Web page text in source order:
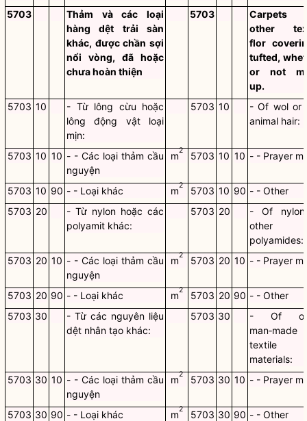
5703
Thảm và các loại
hàng dệt trải sàn
khác, được chần sợi
nổi vòng, đã hoặc
chưa hoàn thiện
5703
Carpets
other
flor
tufted,
or not
up.
5703 10
- Từ lông cừu hoặc
lông động vật loại
mịn:
5703 10
- Of wol or
animal hair:
5703 10 10 - - Các loại thảm cầu
nguyện
m2 5703 10 10 - - Prayer
5703 10 90 - - Loại khác m2 5703 10 90 - - Other
5703 20
- Từ nylon hoặc các
polyamit khác:
5703 20
- Of
other
polyamides:
5703 20 10 - - Các loại thảm cầu
nguyện
m2 5703 20 10 - - Prayer
5703 20 90 - - Loại khác m2 5703 20 90 - - Other
5703 30
- Từ các nguyên liệu
dệt nhân tạo khác:
5703 30
- Of
man‑made
textile
materials:
5703 30 10 - - Các loại thảm cầu
nguyện
m2 5703 30 10 - - Prayer
5703 30 90 - - Loại khác m2 5703 30 90 - - Other